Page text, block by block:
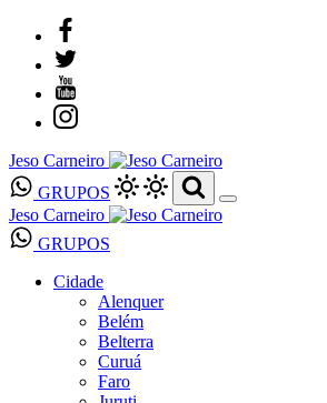
Jeso Carneiro
GRUPOS
Jeso Carneiro
GRUPOS
Cidade
Alenquer
Belém
Belterra
Curuá
Faro